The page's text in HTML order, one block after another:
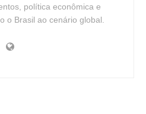
política econômica e
o Brasil ao cenário global.